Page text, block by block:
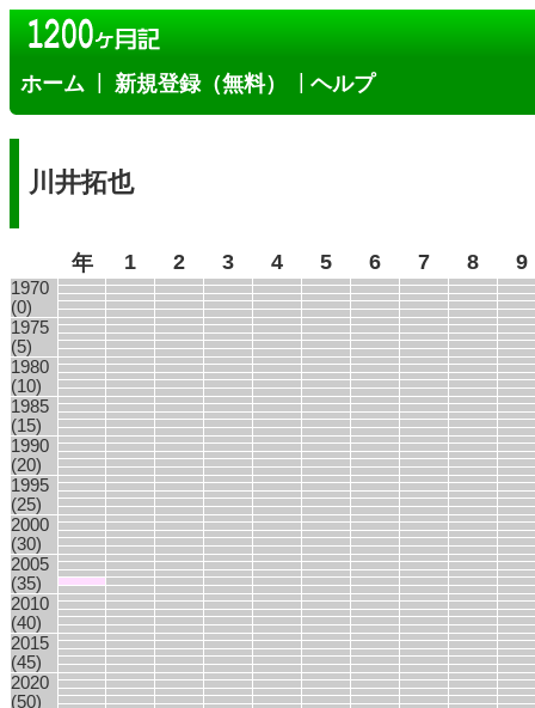
ホーム | 新規登録（無料） |ヘルプ
川井拓也
年 1 2 3 4 5 6 7 8 9
1970
(0)
1975
(5)
1980
(10)
1985
(15)
1990
(20)
1995
(25)
2000
(30)
2005
(35)
2010
(40)
2015
(45)
2020
(50)